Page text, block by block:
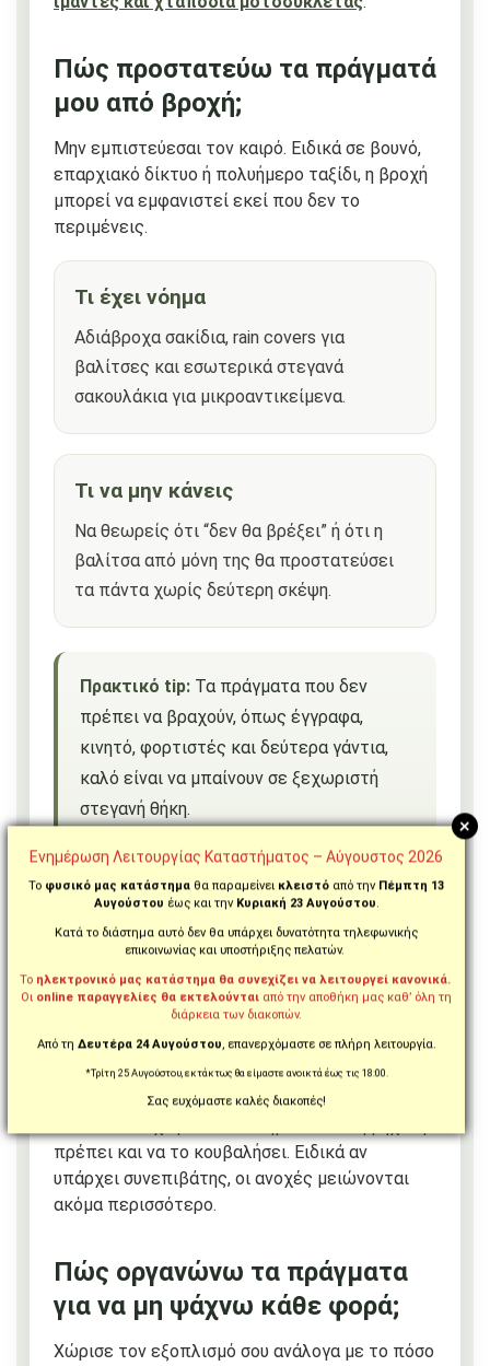
Πώς προστατεύω τα πράγματά
μου από βροχή;
Μην εμπιστεύεσαι τον καιρό. Ειδικά σε βουνό,
επαρχιακό δίκτυο ή πολυήμερο ταξίδι, η βροχή
μπορεί να εμφανιστεί εκεί που δεν το
περιμένεις.
Τι έχει νόημα
Αδιάβροχα σακίδια, rain covers για
βαλίτσες και εσωτερικά στεγανά
σακουλάκια για μικροαντικείμενα.
Τι να μην κάνεις
Να θεωρείς ότι “δεν θα βρέξει” ή ότι η
βαλίτσα από μόνη της θα προστατεύσει
τα πάντα χωρίς δεύτερη σκέψη.
Πρακτικό tip: Τα πράγματα που δεν
πρέπει να βραχούν, όπως έγγραφα,
κινητό, φορτιστές και δεύτερα γάντια,
καλό είναι να μπαίνουν σε ξεχωριστή
στεγανή θήκη.
Γιατί πρέπει να τσεκάρω το
manual της μοτοσυκλέτας;
Πολλοί το αγνοούν, αλλά ο κατασκευαστής
δίνει σαφή όρια βάρους για φόρτωση. Αν τα
Επηρεάζεις και την ανάρτηση, το φρενάρισμα
και τη γενική συμπεριφορά της μοτοσυκλέτας.
πρέπει και να το κουβαλήσει. Ειδικά αν
υπάρχει συνεπιβάτης, οι ανοχές μειώνονται
ακόμα περισσότερο.
Πώς οργανώνω τα πράγματα
για να μη ψάχνω κάθε φορά;
Χώρισε τον εξοπλισμό σου ανάλογα με το πόσο
+
Ενημέρωση Λειτουργίας Καταστήματος – Αύγουστος 2026
Το φυσικό μας κατάστημα θα παραμείνει κλειστό από την Πέμπτη 13
Αυγούστου έως και τηνΚυριακή 23 Αυγούστου.
Κατά το διάστημα αυτό δεν θα υπάρχει δυνατότητα τηλεφωνικής
επικοινωνίας και υποστήριξης πελατών.
Το ηλεκτρονικό μας κατάστημα θα συνεχίζει να λειτουργεί κανονικά.
Οι online παραγγελίες θα εκτελούνται από την αποθήκη μας καθ’ όλη τη
διάρκεια των διακοπών.
Από τη Δευτέρα 24 Αυγούστου, επανερχόμαστε σε πλήρη λειτουργία.
*Τρίτη 25 Αυγούστου, εκτάκτως θα είμαστε ανοικτά έως τις 18:00.
Σας ευχόμαστε καλές διακοπές!